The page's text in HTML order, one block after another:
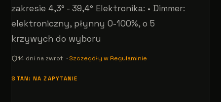
zakresie 4,3° - 39,4° Elektronika: • Dimmer:
elektroniczny, płynny 0-100%, o 5
krzywych do wyboru
14 dni na zwrot · Szczegóły w Regulaminie
STAN: NA ZAPYTANIE